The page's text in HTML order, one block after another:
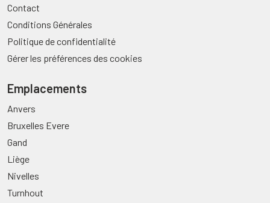
Contact
Conditions Générales
Politique de confidentialité
Gérer les préférences des cookies
Emplacements
Anvers
Bruxelles Evere
Gand
Liège
Nivelles
Turnhout